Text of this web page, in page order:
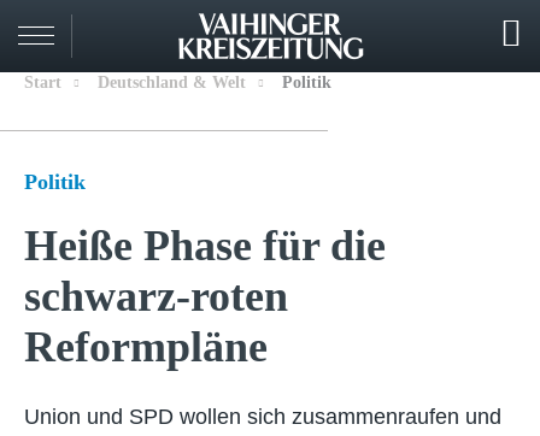
Start Deutschland & Welt Politik
Politik
Heiße Phase für die
schwarz-roten
Reformpläne
Union und SPD wollen sich zusammenraufen und